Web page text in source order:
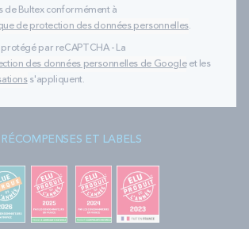
de Bultex conformément à
de protection des données personnelles.
par reCAPTCHA - La
des données personnelles de Googleet les
s'appliquent.
RÉCOMPENSES ET LABELS